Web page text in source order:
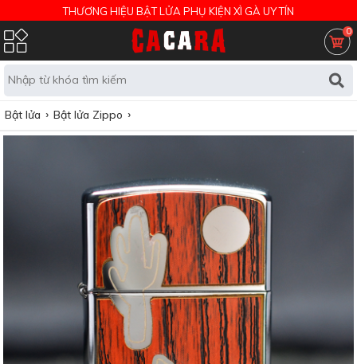
THƯƠNG HIỆU BẬT LỬA PHỤ KIỆN XÌ GÀ UY TÍN
0
Bật lửa Bật lửa Zippo